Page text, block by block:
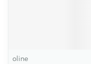
oline